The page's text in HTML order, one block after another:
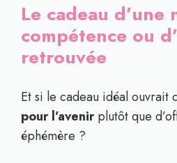
Le cadeau d’une
compétence ou
retrouvée
Et si le cadeau idéal ouvrait
pour l’avenirplutôt que
éphémère ?